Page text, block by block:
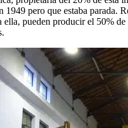
1949 pero que estaba parada.
ella, pueden producir el 50%